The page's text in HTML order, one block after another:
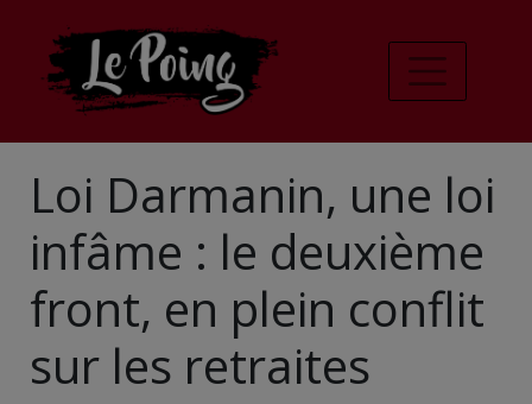
Loi Darmanin, une loi
infâme : le deuxième
front, en plein conflit
sur les retraites